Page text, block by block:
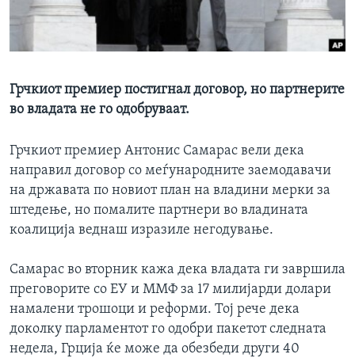
ИНТЕРВЈУА
Грчкиот премиер постигнал договор, но партнерите
во владата не го одобруваат.
Грчкиот премиер Антонис Самарас вели дека
направил договор со меѓународните заемодавачи
на државата по новиот план на владини мерки за
штедење, но помалите партнери во владината
коалиција веднаш изразиле негодување.
Самарас во вторник кажа дека владата ги завршила
преговорите со ЕУ и ММФ за 17 милијарди долари
намалени трошоци и реформи. Тој рече дека
доколку парламентот го одобри пакетот следната
недела, Грција ќе може да обезбеди други 40